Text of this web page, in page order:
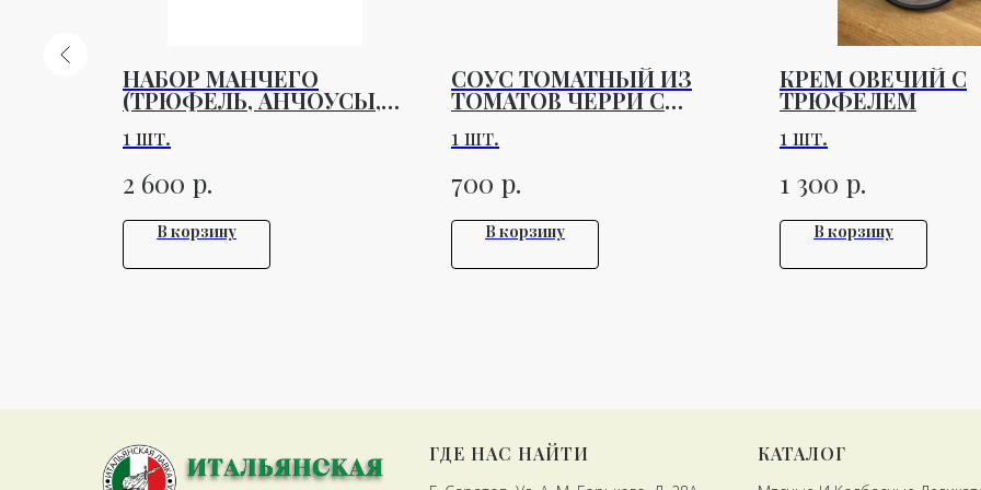
НАБОР МАНЧЕГО
(ТРЮФЕЛЬ, АНЧОУСЫ,
ЧЕРНЫЙ ЧЕСНОК) 300ГР
1 шт.
2 600 р.
В корзину
СОУС ТОМАТНЫЙ ИЗ
ТОМАТОВ ЧЕРРИ С
БАЗИЛИКОМ
AGROMONTE 330 ГР
1 шт.
700 р.
В корзину
КРЕМ ОВЕЧИЙ С
ТРЮФЕЛЕМ
1 шт.
1 300 р.
В корзину
ГДЕ НАС НАЙТИ КАТАЛОГ